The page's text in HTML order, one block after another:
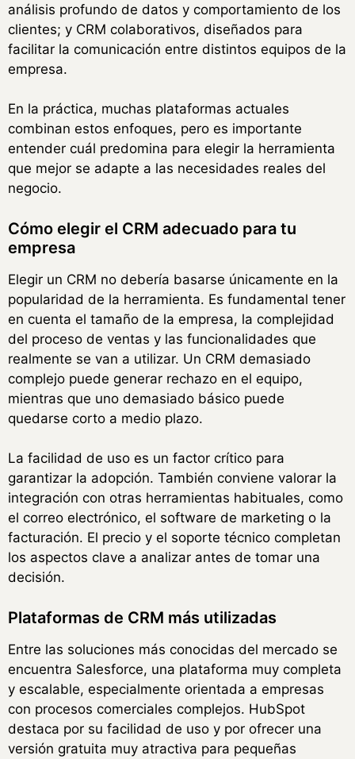
análisis profundo de datos y comportamiento de los
clientes; y CRM colaborativos, diseñados para
facilitar la comunicación entre distintos equipos de la
empresa.
En la práctica, muchas plataformas actuales
combinan estos enfoques, pero es importante
entender cuál predomina para elegir la herramienta
que mejor se adapte a las necesidades reales del
negocio.
Cómo elegir el CRM adecuado para tu
empresa
Elegir un CRM no debería basarse únicamente en la
popularidad de la herramienta. Es fundamental tener
en cuenta el tamaño de la empresa, la complejidad
del proceso de ventas y las funcionalidades que
realmente se van a utilizar. Un CRM demasiado
complejo puede generar rechazo en el equipo,
mientras que uno demasiado básico puede
quedarse corto a medio plazo.
La facilidad de uso es un factor crítico para
garantizar la adopción. También conviene valorar la
integración con otras herramientas habituales, como
el correo electrónico, el software de marketing o la
facturación. El precio y el soporte técnico completan
los aspectos clave a analizar antes de tomar una
decisión.
Plataformas de CRM más utilizadas
Entre las soluciones más conocidas del mercado se
encuentra Salesforce, una plataforma muy completa
y escalable, especialmente orientada a empresas
con procesos comerciales complejos. HubSpot
destaca por su facilidad de uso y por ofrecer una
versión gratuita muy atractiva para pequeñas